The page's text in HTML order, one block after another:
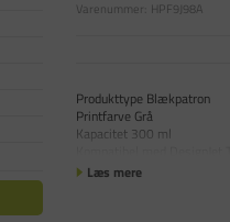
Varenummer: HPF9J98A
Produkttype Blækpatron
Printfarve Grå
Kapacitet 300 ml
Læs mere